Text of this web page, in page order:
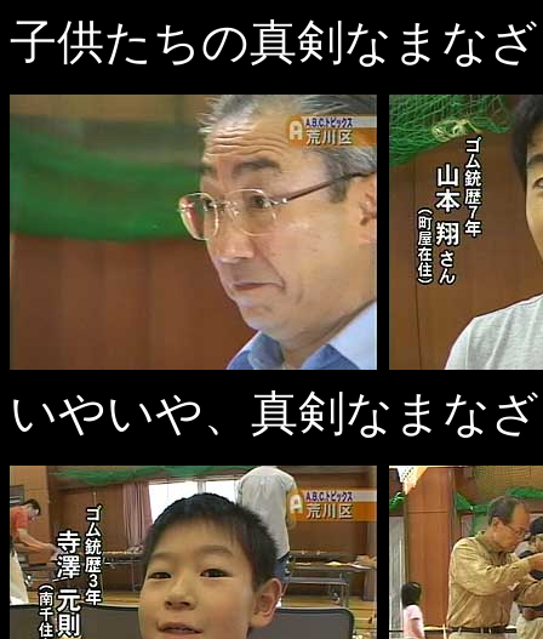
子供たちの真剣なまな
いやいや、真剣なまな